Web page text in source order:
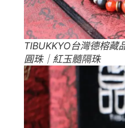
TIBUKKYO台灣德榕藏
圓珠｜紅玉髓隔珠